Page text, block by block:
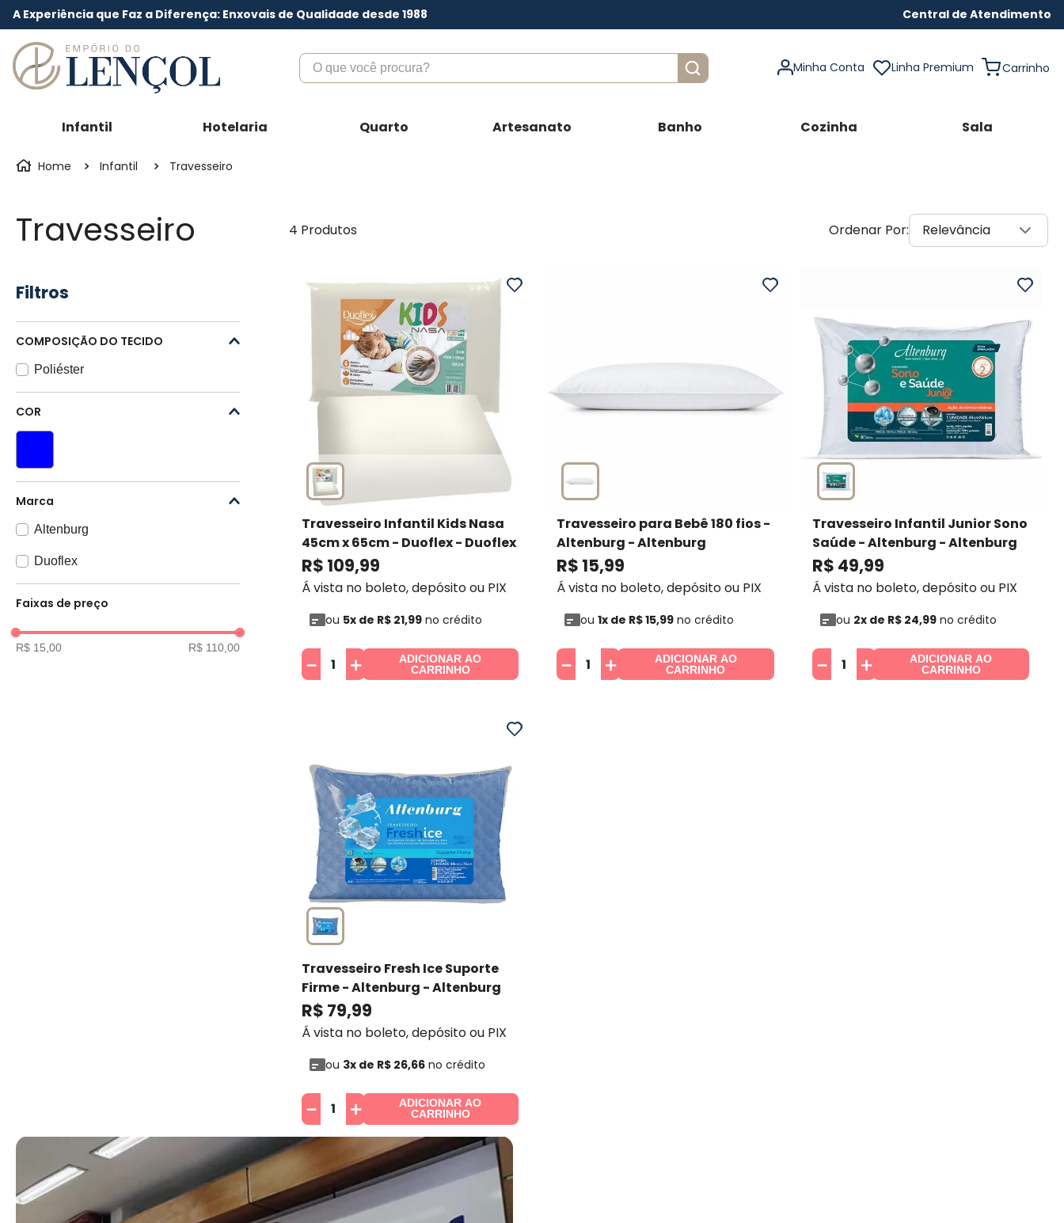
A Experiência que Faz a Diferença: Enxovais de Qualidade desde 1988 Central de Atendimento
O que você procura?
Minha Conta Linha Premium
Infantil Hotelaria Quarto Artesanato Banho Cozinha Sala
Infantil Travesseiro
Travesseiro
Filtros
COMPOSIÇÃO DO TECIDO
Poliéster
COR
Marca
Altenburg
Duoflex
Faixas de preço
R$ 15,00 R$ 110,00
4 Produtos Relevância
Travesseiro Infantil Kids Nasa
45cm x 65cm - Duoflex- Duoflex
R$ 109,99
Á vista no boleto, depósito ou PIX
ou 5x de R$ 21,99no crédito
＋
－
ADICIONAR AO
CARRINHO
Travesseiro para Bebê 180 fios -
Altenburg - Altenburg
R$ 15,99
Á vista no boleto, depósito ou PIX
ou1x de R$15,99 no crédito
＋
－
ADICIONAR AO
CARRINHO
Travesseiro Infantil Junior Sono
Saúde - Altenburg - Altenburg
R$ 49,99
Á vista no boleto, depósito ou PIX
ou 2x de R$ 24,99no crédito
＋
－
ADICIONAR AO
CARRINHO
Travesseiro Fresh Ice Suporte
Firme - Altenburg - Altenburg
R$ 79,99
Á vista no boleto, depósito ou PIX
ou 3x de R$ 26,66no crédito
＋
－
ADICIONAR AO
CARRINHO